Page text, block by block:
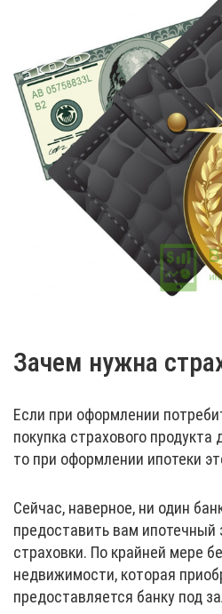
Зачем нужна
Если при оформлении
покупка страхового
то при оформлении ипотеки
Сейчас, наверное, ни один
предоставить вам
страховки. По крайней мере
недвижимости, которая
предоставляется банку под